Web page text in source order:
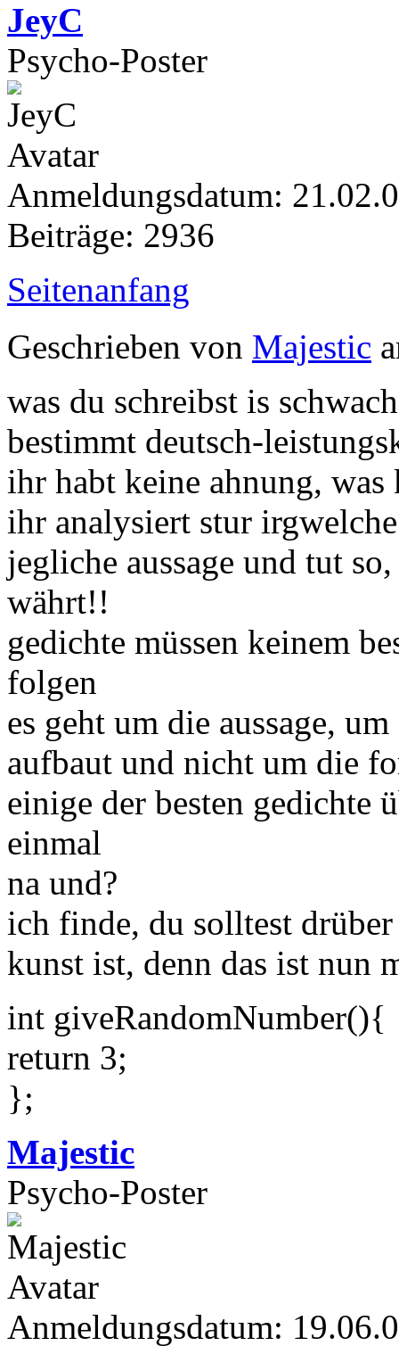
JeyC
Psycho-Poster
Anmeldungsdatum:
Beiträge: 2936
Seitenanfang
Geschrieben von Majestic
was du schreibst is
bestimmt deutsch-
ihr habt keine ahnung,
ihr analysiert stur
jegliche aussage und tut
währt!!
gedichte müssen keinem
folgen
es geht um die aussage,
aufbaut und nicht um die
einige der besten gedichte
einmal
na und?
ich finde, du solltest
kunst ist, denn das ist nun
int giveRandomNumber(){
return 3;
};
Majestic
Psycho-Poster
Anmeldungsdatum: